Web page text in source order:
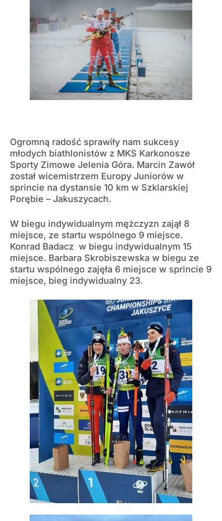
Ogromną radość sprawiły nam sukcesy
młodych biathlonistów z MKS Karkonosze
Sporty Zimowe Jelenia Góra. Marcin Zawół
został wicemistrzem Europy Juniorów w
sprincie na dystansie 10 km w Szklarskiej
Porębie – Jakuszycach.
W biegu indywidualnym mężczyzn zajął 8
miejsce, ze startu wspólnego 9 miejsce.
Konrad Badacz w biegu indywidualnym 15
miejsce. Barbara Skrobiszewska w biegu ze
startu wspólnego zajęła 6 miejsce w sprincie 9
miejsce, bieg indywidualny 23.